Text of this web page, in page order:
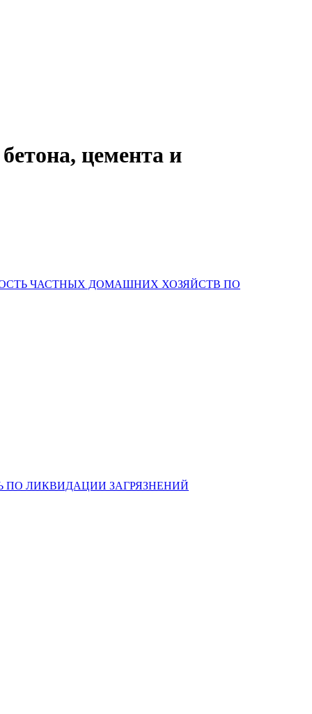
цемента и
ЧАСТНЫХ ДОМАШНИХ ХОЗЯЙСТВ ПО
ПО ЛИКВИДАЦИИ ЗАГРЯЗНЕНИЙ